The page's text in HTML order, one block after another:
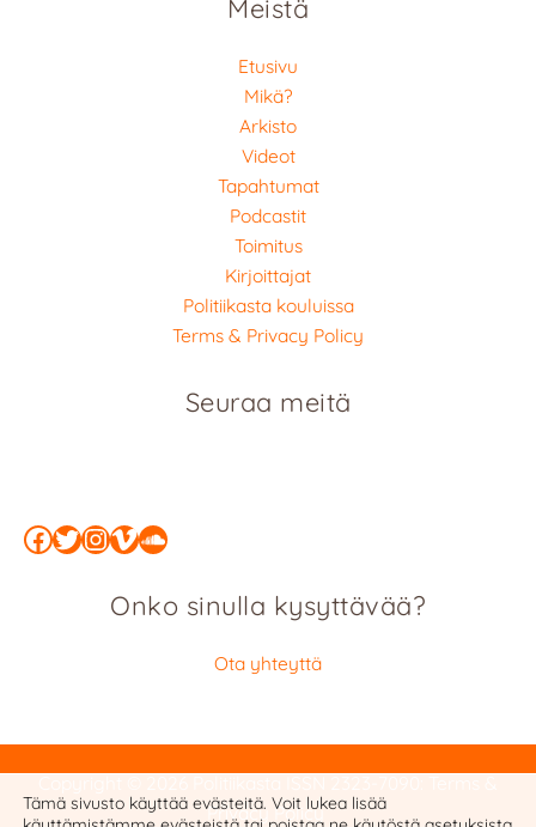
Meistä
Etusivu
Mikä?
Arkisto
Videot
Tapahtumat
Podcastit
Toimitus
Kirjoittajat
Politiikasta kouluissa
Terms & Privacy Policy
Seuraa meitä
Facebook
Twitter
Instagram
Vimeo
SoundCloud
Onko sinulla kysyttävää?
Ota yhteyttä
Privacy Policy
Tämä sivusto käyttää evästeitä. Voit lukea lisää